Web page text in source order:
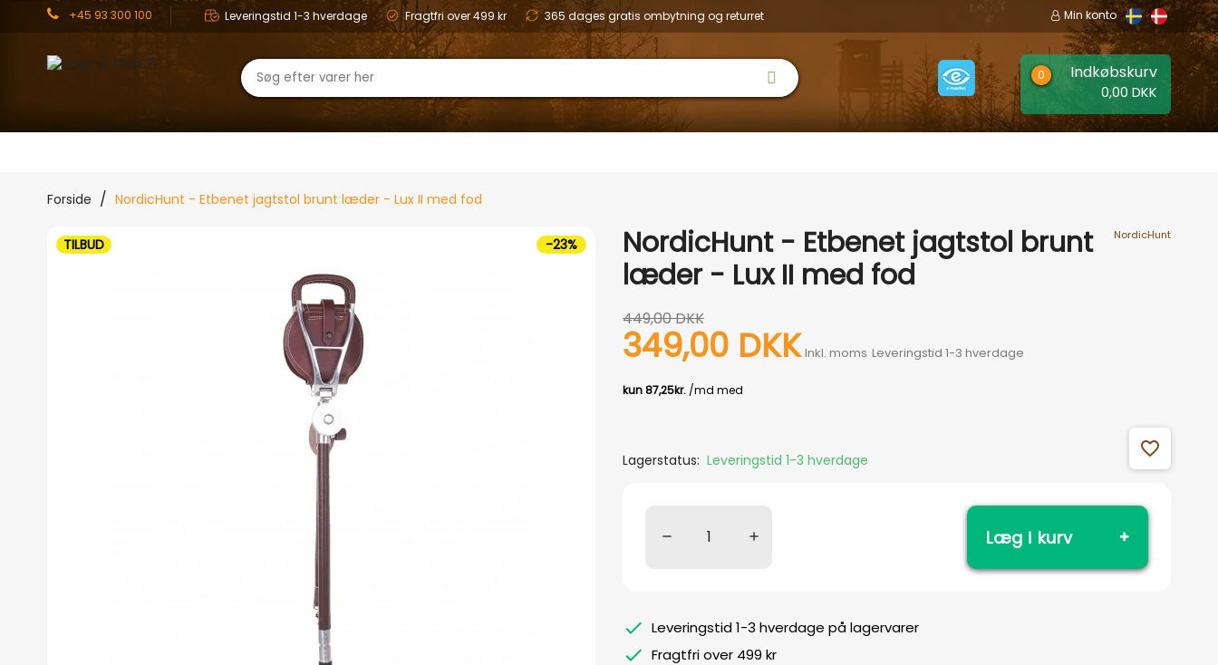
+45 93 300 100 Leveringstid 1-3 hverdage Fragtfri over 499 kr 365 dages gratis ombytning og returret Min konto
Indkøbskurv
0,00 DKK
JAGT OUTDOOR TØJ & SKO OPTIK BØRN HUND NYHEDER OUTLET GAVEIDEER MÆRKER
Forside NordicHunt - Etbenet jagtstol brunt læder - Lux II med fod
TILBUD -23%
NordicHunt - Etbenet jagtstol brunt
læder - Lux II med fod
449,00 DKK
349,00 DKK Inkl. moms Leveringstid 1-3 hverdage
NordicHunt
Lagerstatus: Leveringstid 1-3 hverdage
favorite_outline
Læg i kurv
Leveringstid 1-3 hverdage på lagervarer
Fragtfri over 499 kr